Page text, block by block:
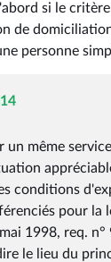
si le
de
personne
même
conditions
pour la
1998, req.
le lieu du